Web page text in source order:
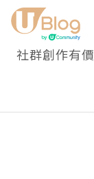
社群創作有